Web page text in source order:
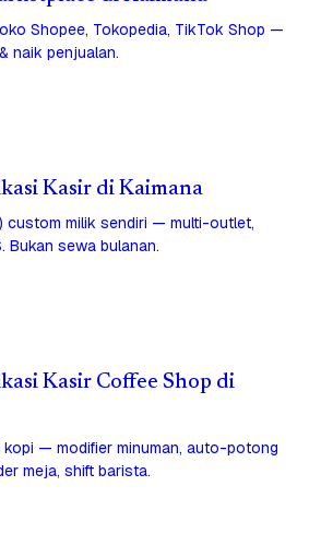
Shopee, Tokopedia, TikTok Shop —
naik penjualan.
Kasir di Kaimana
custom milik sendiri — multi-outlet,
Bukan sewa bulanan.
Kasir Coffee Shop di
kopi — modifier minuman, auto-potong
meja, shift barista.